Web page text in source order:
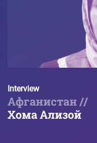
Interview
Афганистан //
Хома Ализой